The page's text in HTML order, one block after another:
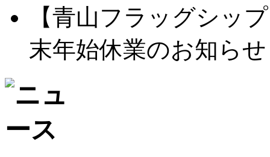
【青山フラッグシッ
末年始休業のお知らせ